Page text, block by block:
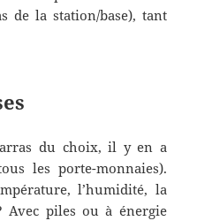
de la station/base), tant
du choix, il y en a
les porte-monnaies).
l’humidité, la
Avec piles ou à énergie